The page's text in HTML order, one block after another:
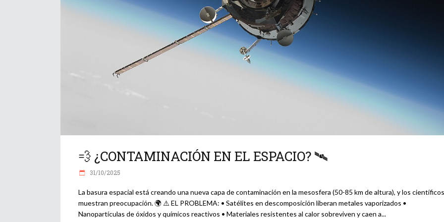
💨 ¿CONTAMINACIÓN EN EL ESPACIO? 🛰️
31/10/2025
La basura espacial está creando una nueva capa de contaminación en la mesosfera (50-85 km de altura), y los científicos
muestran preocupación. 🌍 ⚠️ EL PROBLEMA: • Satélites en descomposición liberan metales vaporizados •
Nanopartículas de óxidos y químicos reactivos • Materiales resistentes al calor sobreviven y caen a